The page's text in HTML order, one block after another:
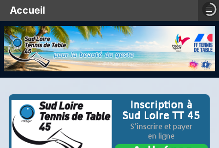
Accueil ≡